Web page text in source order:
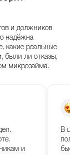
и должников
надёжна
какие реальные
были ли отказы,
микрозайма.
и
В